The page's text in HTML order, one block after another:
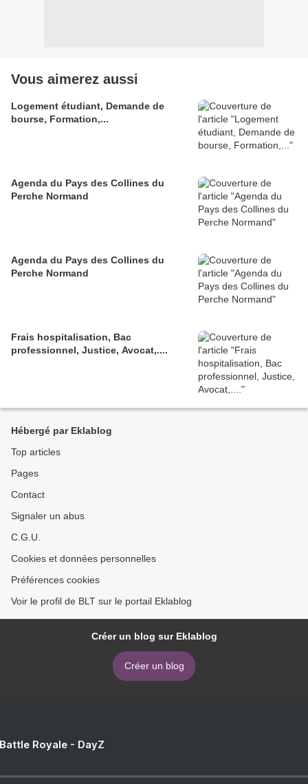
Vous aimerez aussi
Logement étudiant, Demande de
bourse, Formation,...
Agenda du Pays des Collines du
Perche Normand
Agenda du Pays des Collines du
Perche Normand
Frais hospitalisation, Bac
professionnel, Justice, Avocat,....
Hébergé par Eklablog
Top articles
Pages
Contact
Signaler un abus
C.G.U.
Cookies et données personnelles
Préférences cookies
Voir le profil de BLT sur le portail Eklablog
Créer un blog sur Eklablog
Créer un blog
Royale - DayZ